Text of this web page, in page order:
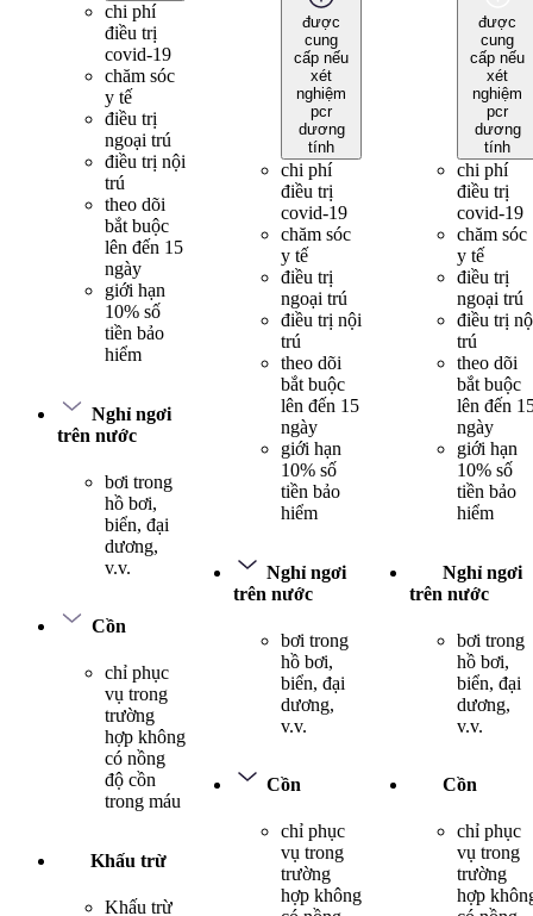
chi phí
điều trị
covid-19
chăm sóc
y tế
điều trị
ngoại trú
điều trị nội
trú
theo dõi
bắt buộc
lên đến 15
ngày
giới hạn
10% số
tiền bảo
hiểm
Nghỉ ngơi
trên nước
bơi trong
hồ bơi,
biển, đại
dương,
v.v.
Cồn
chỉ phục
vụ trong
trường
hợp không
có nồng
độ cồn
trong máu
Khấu trừ
Khấu trừ
được
cung
cấp nếu
xét
nghiệm
pcr
dương
tính
chi phí
điều trị
covid-19
chăm sóc
y tế
điều trị
ngoại trú
điều trị nội
trú
theo dõi
bắt buộc
lên đến 15
ngày
giới hạn
10% số
tiền bảo
hiểm
Nghỉ ngơi
trên nước
bơi trong
hồ bơi,
biển, đại
dương,
v.v.
Cồn
chỉ phục
vụ trong
trường
hợp không
được
cung
cấp nếu
xét
nghiệm
pcr
dương
tính
chi phí
điều trị
covid-19
chăm sóc
y tế
điều trị
ngoại trú
điều trị
trú
theo dõi
bắt buộc
lên đến
ngày
giới hạn
10% số
tiền bảo
hiểm
Nghỉ ngơi
trên nước
bơi trong
hồ bơi,
biển, đại
dương,
v.v.
Cồn
chỉ phục
vụ trong
trường
hợp